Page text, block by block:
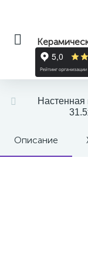
Настенная
Описание